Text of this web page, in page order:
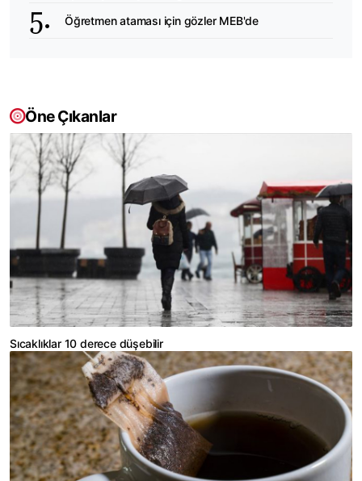
Öğretmen ataması için gözler MEB'de
Öne Çıkanlar
Sıcaklıklar 10 derece düşebilir